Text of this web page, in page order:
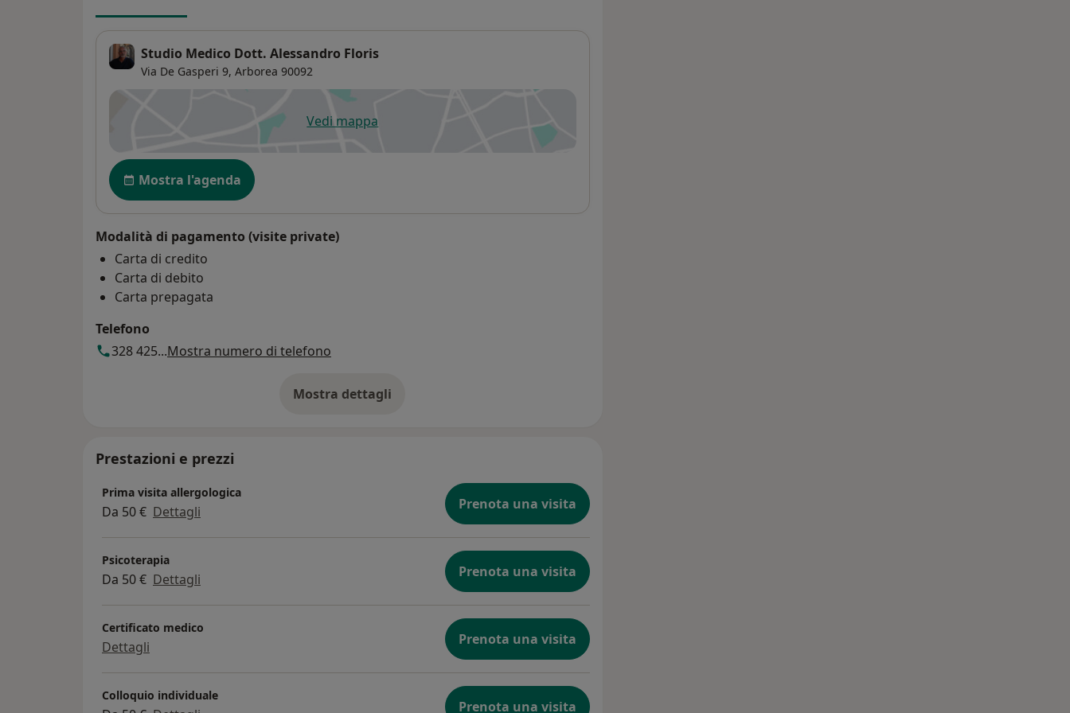
Studio Medico Dott. Alessandro Floris
Via De Gasperi 9, Arborea 90092
Vedi mappasi apre in una nuova scheda
Disponibilità
Mostra l'agenda
Modalità di pagamento (visite private)
Carta di credito
Carta di debito
Carta prepagata
Telefono
328 425...Mostra numero di telefono
Mostra dettagli
sull'indirizzo
Prestazioni e prezzi
Prima visita allergologica
Da 50 € Dettagli Prenota una visita
Psicoterapia
Da 50 € Dettagli Prenota una visita
Certificato medico
Dettagli Prenota una visita
Colloquio individuale
Prenota una visita